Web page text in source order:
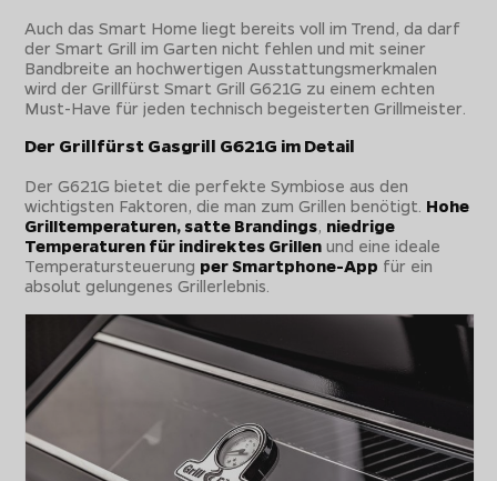
Auch das Smart Home liegt bereits voll im Trend, da darf
der Smart Grill im Garten nicht fehlen und mit seiner
Bandbreite an hochwertigen Ausstattungsmerkmalen
wird der Grillfürst Smart Grill G621G zu einem echten
Must-Have für jeden technisch begeisterten Grillmeister.
Der Grillfürst Gasgrill G621G im Detail
Der G621G bietet die perfekte Symbiose aus den
wichtigsten Faktoren, die man zum Grillen benötigt. Hohe
Grilltemperaturen, satte Brandings, niedrige
Temperaturen für indirektes Grillen und eine ideale
Temperatursteuerung per Smartphone-App für ein
absolut gelungenes Grillerlebnis.